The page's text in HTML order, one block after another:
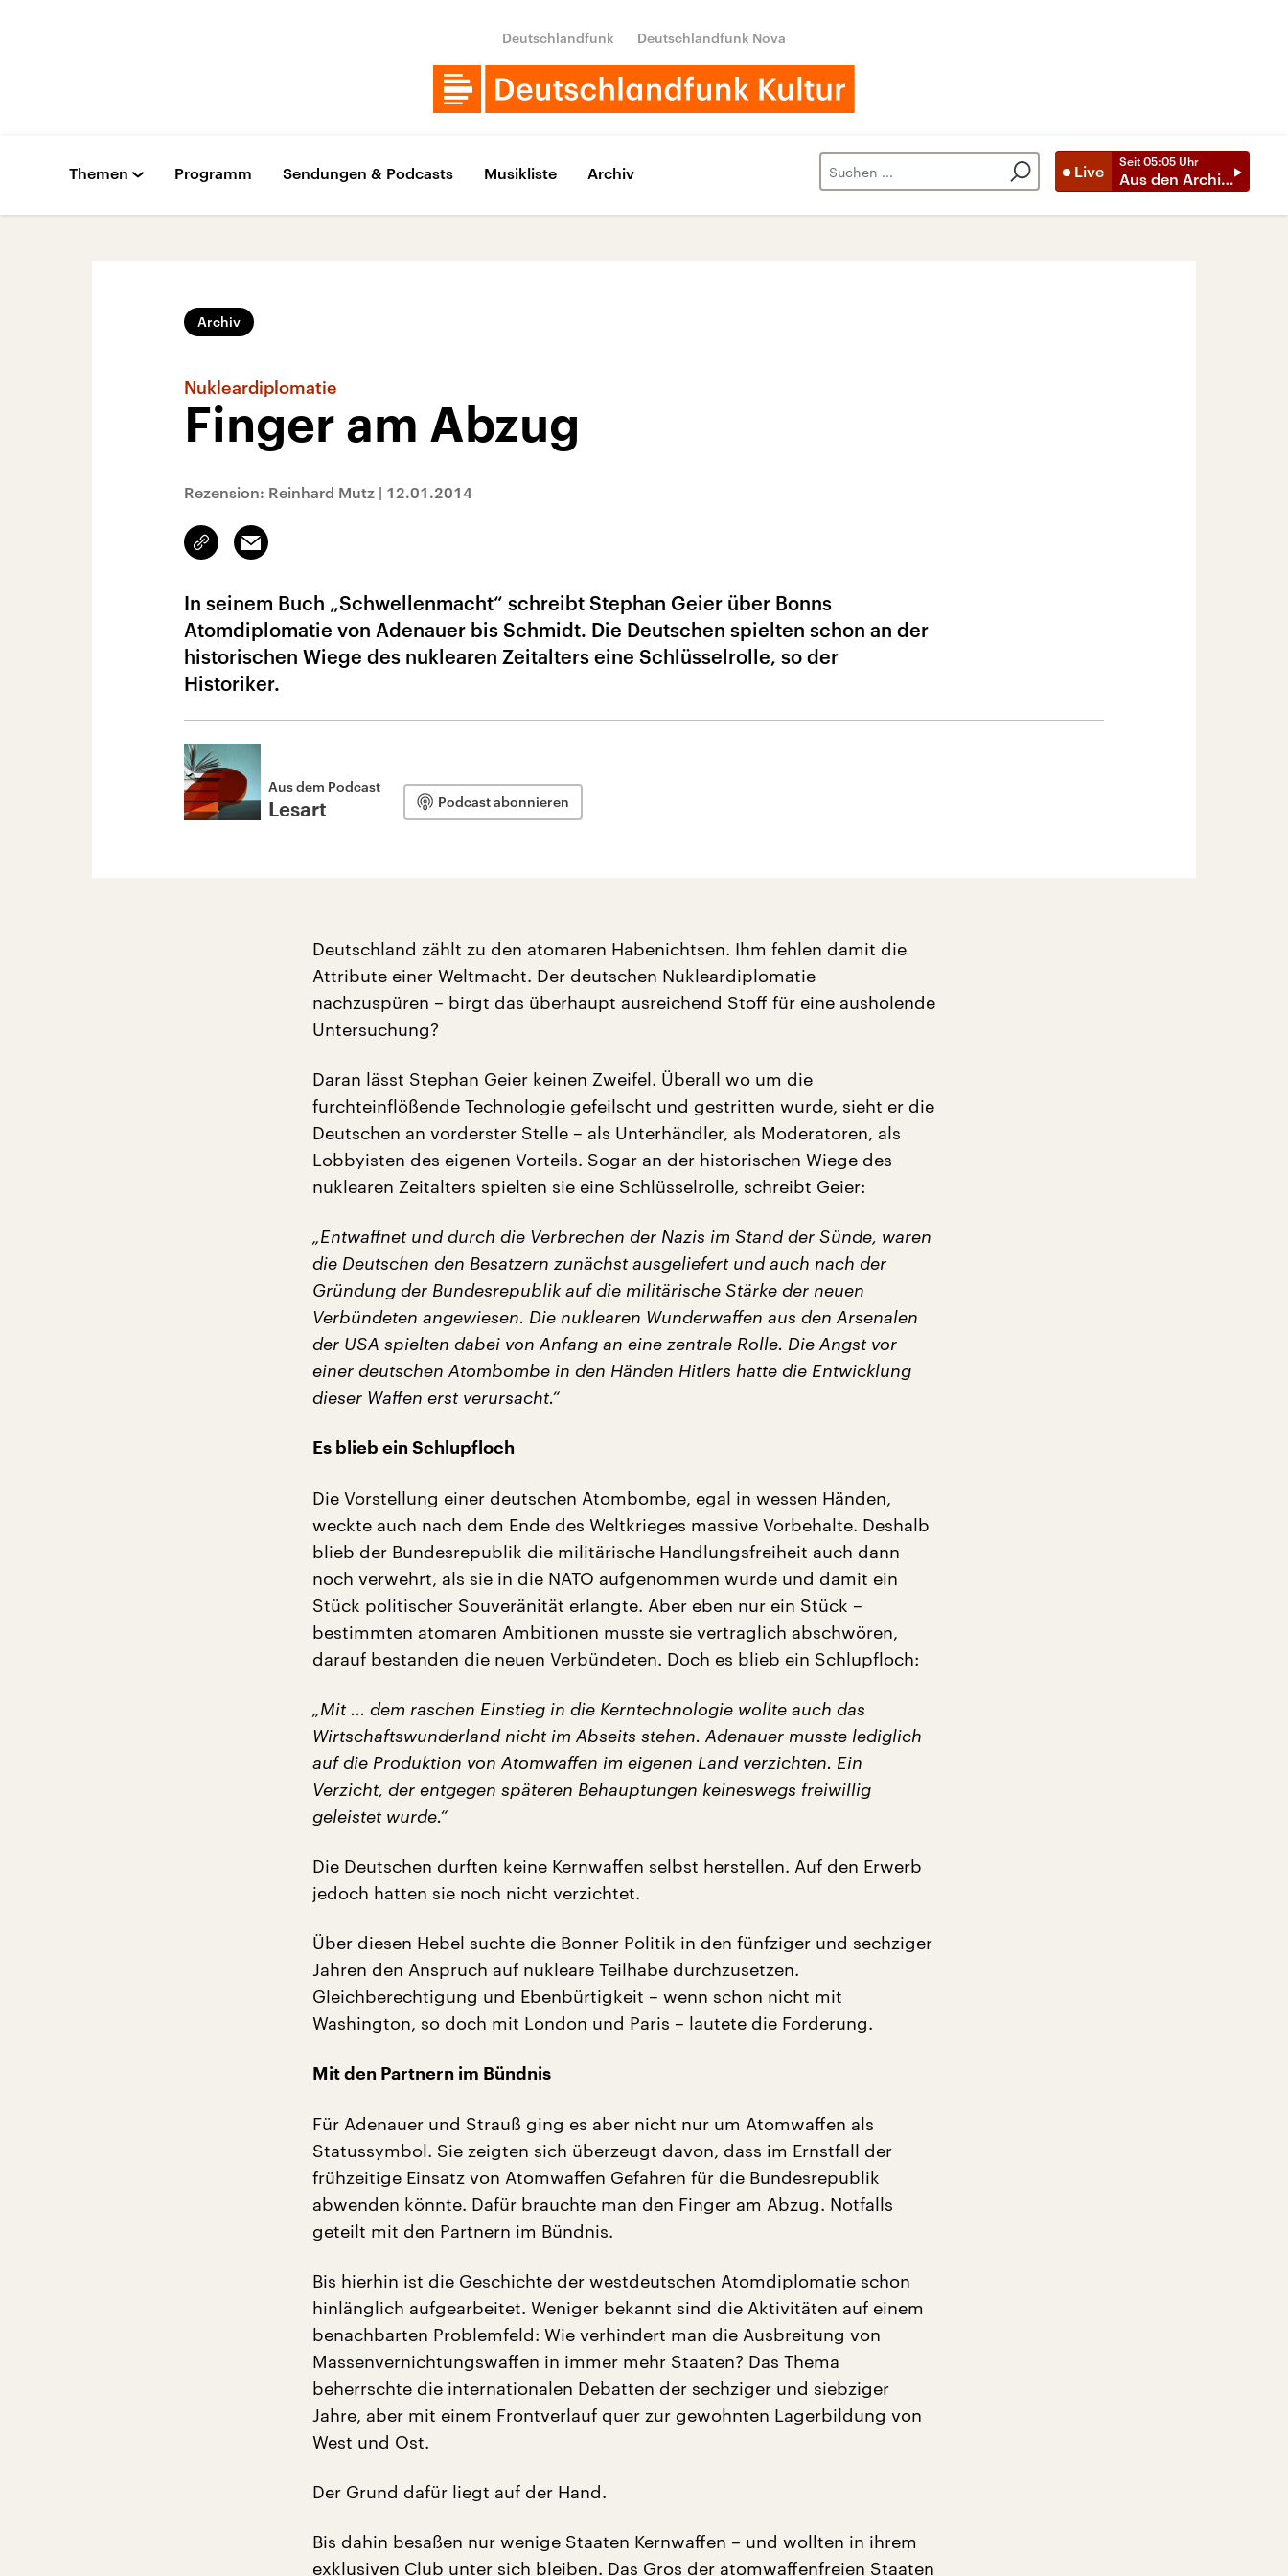
Deutschlandfunk Deutschlandfunk Nova
Live
Seit 05:05 Uhr
Aus den Archiven
Themen Programm Sendungen & Podcasts Musikliste Archiv
Archiv
Nukleardiplomatie
Finger am Abzug
Rezension: Reinhard Mutz | 12.01.2014
Link
kopieren/teilen
Email
In seinem Buch „Schwellenmacht“ schreibt Stephan Geier über Bonns
Atomdiplomatie von Adenauer bis Schmidt. Die Deutschen spielten schon an der
historischen Wiege des nuklearen Zeitalters eine Schlüsselrolle, so der
Historiker.
Aus dem Podcast
Lesart Podcast abonnieren
Deutschland zählt zu den atomaren Habenichtsen. Ihm fehlen damit die
Attribute einer Weltmacht. Der deutschen Nukleardiplomatie
nachzuspüren – birgt das überhaupt ausreichend Stoff für eine ausholende
Untersuchung?
Daran lässt Stephan Geier keinen Zweifel. Überall wo um die
furchteinflößende Technologie gefeilscht und gestritten wurde, sieht er die
Deutschen an vorderster Stelle – als Unterhändler, als Moderatoren, als
Lobbyisten des eigenen Vorteils. Sogar an der historischen Wiege des
nuklearen Zeitalters spielten sie eine Schlüsselrolle, schreibt Geier:
„Entwaffnet und durch die Verbrechen der Nazis im Stand der Sünde, waren
die Deutschen den Besatzern zunächst ausgeliefert und auch nach der
Gründung der Bundesrepublik auf die militärische Stärke der neuen
Verbündeten angewiesen. Die nuklearen Wunderwaffen aus den Arsenalen
der USA spielten dabei von Anfang an eine zentrale Rolle. Die Angst vor
einer deutschen Atombombe in den Händen Hitlers hatte die Entwicklung
dieser Waffen erst verursacht.“
Es blieb ein Schlupfloch
Die Vorstellung einer deutschen Atombombe, egal in wessen Händen,
weckte auch nach dem Ende des Weltkrieges massive Vorbehalte. Deshalb
blieb der Bundesrepublik die militärische Handlungsfreiheit auch dann
noch verwehrt, als sie in die NATO aufgenommen wurde und damit ein
Stück politischer Souveränität erlangte. Aber eben nur ein Stück –
bestimmten atomaren Ambitionen musste sie vertraglich abschwören,
darauf bestanden die neuen Verbündeten. Doch es blieb ein Schlupfloch:
„Mit ... dem raschen Einstieg in die Kerntechnologie wollte auch das
Wirtschaftswunderland nicht im Abseits stehen. Adenauer musste lediglich
auf die Produktion von Atomwaffen im eigenen Land verzichten. Ein
Verzicht, der entgegen späteren Behauptungen keineswegs freiwillig
geleistet wurde.“
Die Deutschen durften keine Kernwaffen selbst herstellen. Auf den Erwerb
jedoch hatten sie noch nicht verzichtet.
Über diesen Hebel suchte die Bonner Politik in den fünfziger und sechziger
Jahren den Anspruch auf nukleare Teilhabe durchzusetzen.
Gleichberechtigung und Ebenbürtigkeit – wenn schon nicht mit
Washington, so doch mit London und Paris – lautete die Forderung.
Mit den Partnern im Bündnis
Für Adenauer und Strauß ging es aber nicht nur um Atomwaffen als
Statussymbol. Sie zeigten sich überzeugt davon, dass im Ernstfall der
frühzeitige Einsatz von Atomwaffen Gefahren für die Bundesrepublik
abwenden könnte. Dafür brauchte man den Finger am Abzug. Notfalls
geteilt mit den Partnern im Bündnis.
Bis hierhin ist die Geschichte der westdeutschen Atomdiplomatie schon
hinlänglich aufgearbeitet. Weniger bekannt sind die Aktivitäten auf einem
benachbarten Problemfeld: Wie verhindert man die Ausbreitung von
Massenvernichtungswaffen in immer mehr Staaten? Das Thema
beherrschte die internationalen Debatten der sechziger und siebziger
Jahre, aber mit einem Frontverlauf quer zur gewohnten Lagerbildung von
West und Ost.
Der Grund dafür liegt auf der Hand.
Bis dahin besaßen nur wenige Staaten Kernwaffen – und wollten in ihrem
exklusiven Club unter sich bleiben. Das Gros der atomwaffenfreien Staaten